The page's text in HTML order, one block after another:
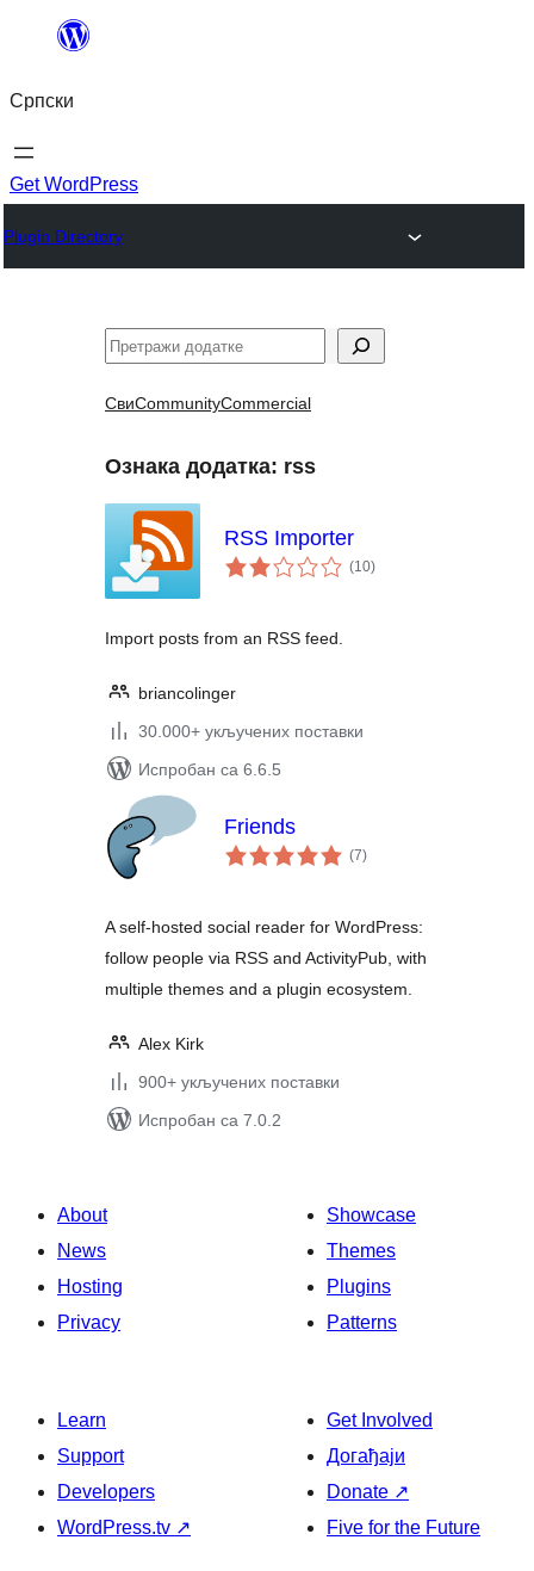
Скочи
садржај
Српски
Get WordPress
Plugin Directory
Претрага
СвиCommunityCommercial
Ознака додатка: rss
RSS Importer
(10укупних
оцена
)
Import posts from an RSS feed.
briancolinger
30.000+ укључених поставки
Испробан са 6.6.5
Friends
(7укупних
оцена
)
A self-hosted social reader for WordPress:
follow people via RSS and ActivityPub, with
multiple themes and a plugin ecosystem.
Alex Kirk
900+ укључених поставки
Испробан са 7.0.2
About
News
Hosting
Privacy
Showcase
Themes
Plugins
Patterns
Learn
Support
Developers
WordPress.tv ↗
Get Involved
Догађаји
Donate ↗
Five for the Future